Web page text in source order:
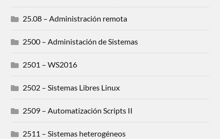
25.08 – Administración remota
2500 – Administación de Sistemas
2501 – WS2016
2502 – Sistemas Libres Linux
2509 – Automatización Scripts II
2511 – Sistemas heterogéneos